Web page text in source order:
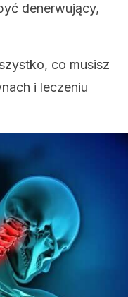
denerwujący,
co musisz
i leczeniu